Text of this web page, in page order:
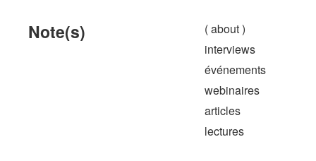
Note(s)
( about )
interviews
événements
webinaires
articles
lectures